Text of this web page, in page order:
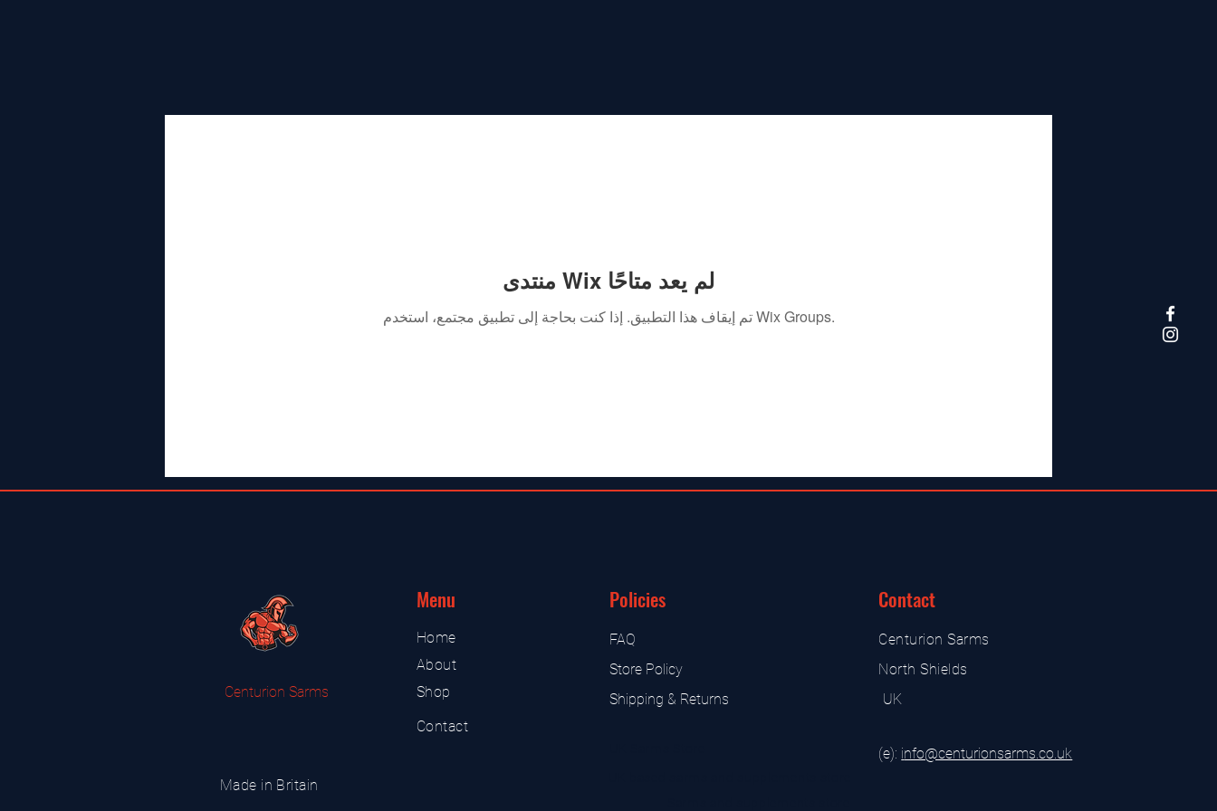
منتدى Wix لم يعد متاحًا
تم إيقاف هذا التطبيق. إذا كنت بحاجة إلى تطبيق مجتمع، استخدم Wix Groups.
Centurion Sarms
Made in Britain
Menu
Home
About
Shop
Contact
Policies
FAQ
Store Policy
Shipping & Returns
Contact
Centurion Sarms
North Shields
UK
(e): info@centurionsarms.co.uk